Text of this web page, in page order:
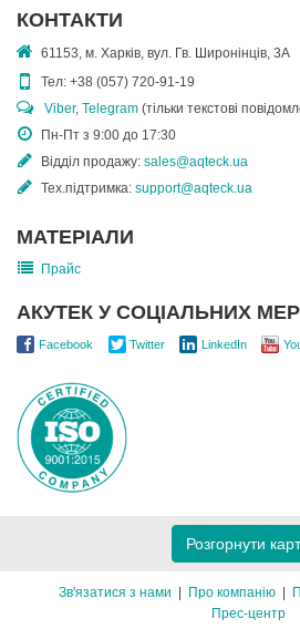
КОНТАКТИ
61153, м. Харків, вул. Гв. Широнінців, 3А
Тел: +38 (057) 720-91-19
Viber, Telegram (тільки текстові
Пн-Пт з 9:00 до 17:30
Відділ продажу: sales@aqteck.ua
Тех.підтримка: support@aqteck.ua
МАТЕРІАЛИ
Прайс
АКУТЕК У СОЦІАЛЬНИХ
Facebook Twitter LinkedIn
Розгорнути
Зв'язатися з нами Про компанію
Прес-центр